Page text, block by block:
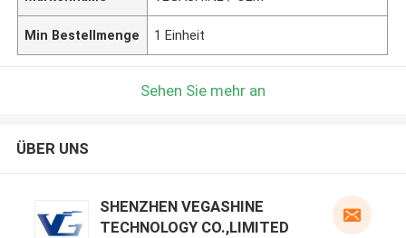
Min Bestellmenge 1 Einheit
Sehen Sie mehr an
ÜBER UNS
SHENZHEN VEGASHINE
TECHNOLOGY CO.,LIMITED